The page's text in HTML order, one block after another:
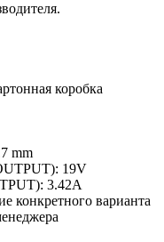
коробка
mm
19V
3.42A
конкретного варианта